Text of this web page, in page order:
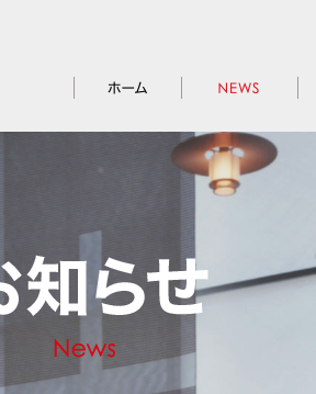
ホーム お知らせ